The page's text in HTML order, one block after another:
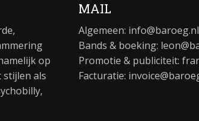
op
stijlen als
MAIL
Algemeen: info@baroeg.nl
Bands & boeking:
Promotie & publiciteit:
Facturatie: